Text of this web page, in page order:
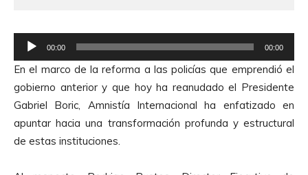
e
p
r
o
d
u
00:00 00:00
En el marco de la reforma a las policías que emprendió el
gobierno anterior y que hoy ha reanudado el Presidente
Gabriel Boric, Amnistía Internacional ha enfatizado en
apuntar hacia una transformación profunda y estructural
de estas instituciones.